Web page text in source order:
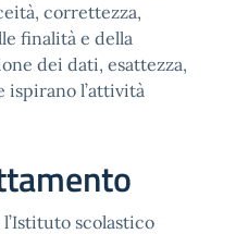
correttezza,
finalità e della
dei dati, esattezza,
ispirano l’attività
scolastico